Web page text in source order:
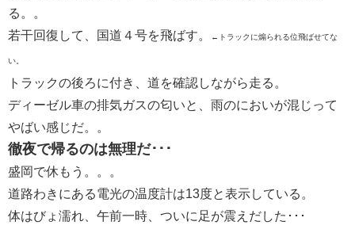
る。。
若干回復して、国道４号を飛ばす。
←トラックに煽られる位飛ばせてな
い。
トラックの後ろに付き、道を確認しながら走る。
ディーゼル車の排気ガスの匂いと、雨のにおいが混じって
やばい感じだ。。
徹夜で帰るのは無理だ･･･
盛岡で休もう。。。
道路わきにある電光の温度計は13度と表示している。
体はびょ濡れ、午前一時、ついに足が震えだした･･･